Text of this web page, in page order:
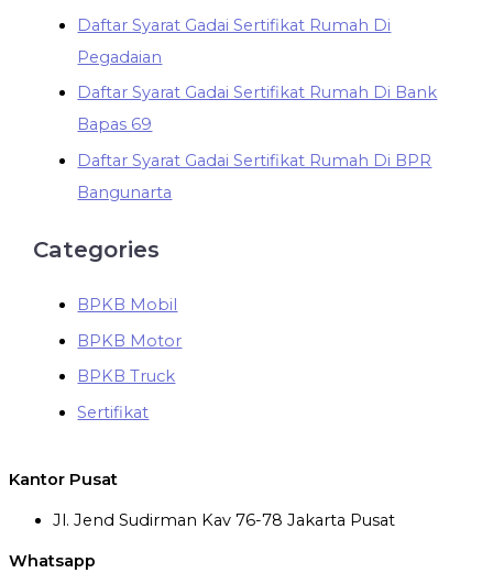
Daftar Syarat Gadai Sertifikat Rumah Di
Pegadaian
Daftar Syarat Gadai Sertifikat Rumah Di Bank
Bapas 69
Daftar Syarat Gadai Sertifikat Rumah Di BPR
Bangunarta
Categories
BPKB Mobil
BPKB Motor
BPKB Truck
Sertifikat
Kantor Pusat
Jl. Jend Sudirman Kav 76-78 Jakarta Pusat
Whatsapp